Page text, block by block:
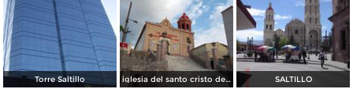
Torre Saltillo iglesia del santo cristo del ojo de agua SALTILLO